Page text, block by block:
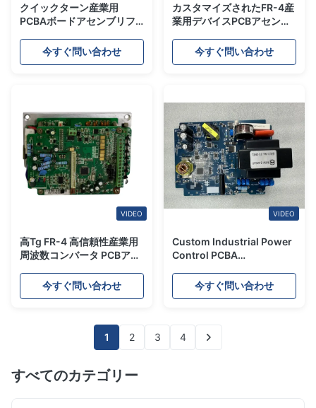
クイックターン産業用
PCBAボードアセンブリフ
今すぐ問い合わせ
カスタマイズされたFR-4産
業用デバイスPCBアセンブ
今すぐ問い合わせ
VIDEO
高Tg FR-4 高信頼性産業用
周波数コンバータ PCBアセ
今すぐ問い合わせ
VIDEO
Custom Industrial Power
Control PCBA
Full Turnkey PCB
Assembly Services
今すぐ問い合わせ
1 2 3 4
すべてのカテゴリー